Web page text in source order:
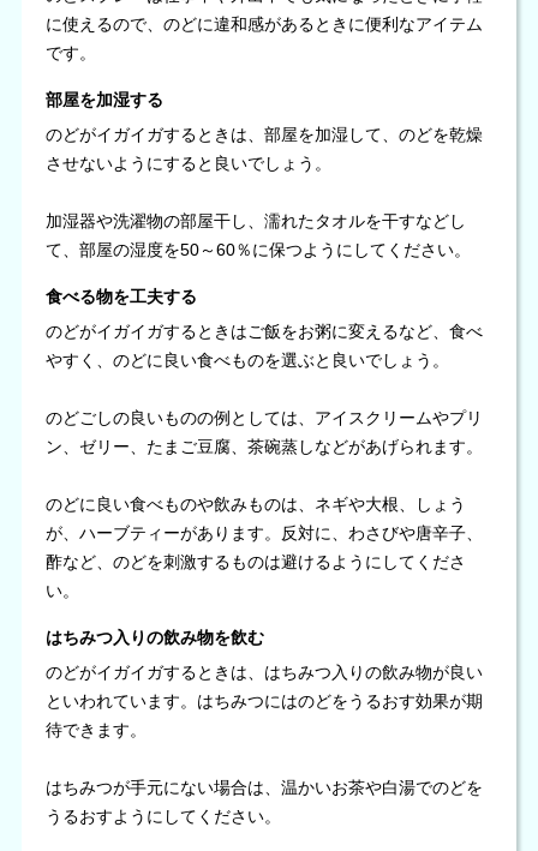
に使えるので、のどに違和感があるときに便利なアイテム
です。
部屋を加湿する
のどがイガイガするときは、部屋を加湿して、のどを乾燥
させないようにすると良いでしょう。
加湿器や洗濯物の部屋干し、濡れたタオルを干すなどし
て、部屋の湿度を50～60％に保つようにしてください。
食べる物を工夫する
のどがイガイガするときはご飯をお粥に変えるなど、食べ
やすく、のどに良い食べものを選ぶと良いでしょう。
のどごしの良いものの例としては、アイスクリームやプリ
ン、ゼリー、たまご豆腐、茶碗蒸しなどがあげられます。
のどに良い食べものや飲みものは、ネギや大根、しょう
が、ハーブティーがあります。反対に、わさびや唐辛子、
酢など、のどを刺激するものは避けるようにしてくださ
い。
はちみつ入りの飲み物を飲む
のどがイガイガするときは、はちみつ入りの飲み物が良い
といわれています。はちみつにはのどをうるおす効果が期
待できます。
はちみつが手元にない場合は、温かいお茶や白湯でのどを
うるおすようにしてください。